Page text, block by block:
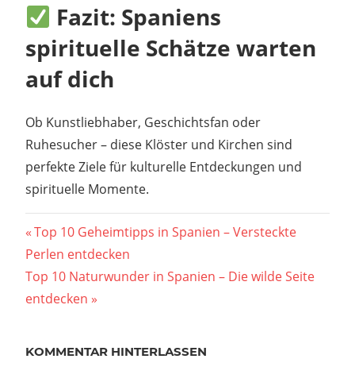
Fazit: Spaniens
spirituelle Schätze warten
auf dich
Ob Kunstliebhaber, Geschichtsfan oder
Ruhesucher – diese Klöster und Kirchen sind
perfekte Ziele für kulturelle Entdeckungen und
spirituelle Momente.
Beitragsnavigation
Vorheriger
Beitrag:
Top 10 Geheimtipps in Spanien – Versteckte
Perlen entdecken
Nächster
Beitrag:
Top 10 Naturwunder in Spanien – Die wilde Seite
entdecken
KOMMENTAR HINTERLASSEN